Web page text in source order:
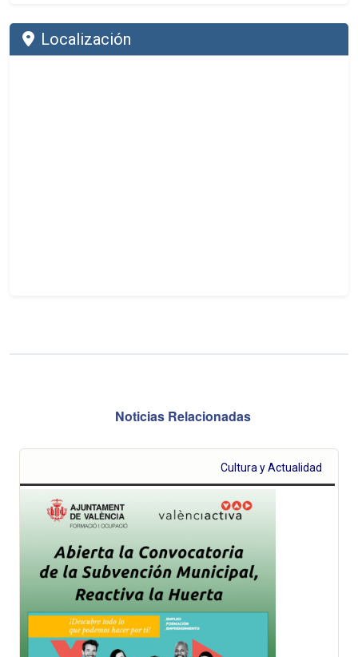
Localización
Noticias Relacionadas
Cultura y Actualidad